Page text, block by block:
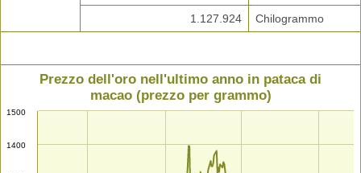
1.127.924 Chilogrammo
Prezzo dell'oro nell'ultimo anno in pataca di
macao (prezzo per grammo)
1400
1500